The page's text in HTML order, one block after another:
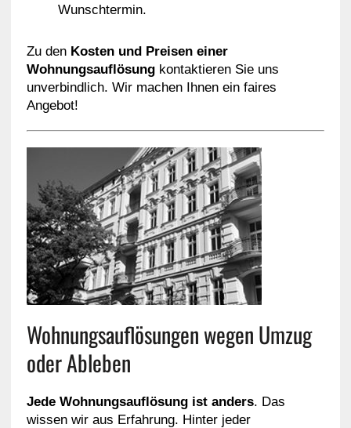
Wunschtermin.
Zu den Kosten und Preisen einer
Wohnungsauflösungkontaktieren Sie uns
unverbindlich. Wir machen Ihnen ein faires
Angebot!
Wohnungsauflösungen wegen Umzug
oder Ableben
Jede Wohnungsauflösung ist anders. Das
wissen wir aus Erfahrung. Hinter jeder